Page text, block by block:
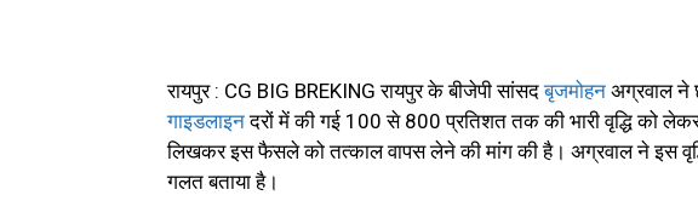
रायपुर : CG BIG BREKING रायपुर के बीजेपी सांसदबृजमोहन अग्रवाल ने
गाइडलाइनदरों में की गई 100 से 800 प्रतिशत तक की भारी वृद्धि को
लिखकर इस फैसले को तत्काल वापस लेने की मांग की है। अग्रवाल ने इस
गलत बताया है।